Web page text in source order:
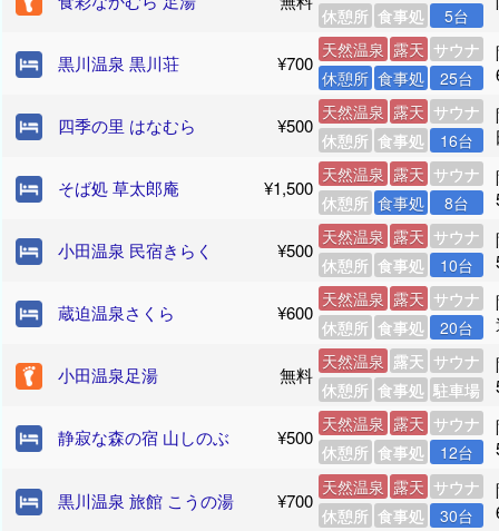
休憩所 食事処 5台
黒川温泉 黒川荘 ¥700
天然温泉 露天 サウナ
休憩所 食事処 25台
四季の里 はなむら ¥500
天然温泉 露天 サウナ
休憩所 食事処 16台
そば処 草太郎庵 ¥1,500
天然温泉 露天 サウナ
休憩所 食事処 8台
小田温泉 民宿きらく ¥500
天然温泉 露天 サウナ
休憩所 食事処 10台
蔵迫温泉さくら ¥600
天然温泉 露天 サウナ
休憩所 食事処 20台
小田温泉足湯 無料
天然温泉 露天 サウナ
休憩所 食事処 駐車場
静寂な森の宿 山しのぶ ¥500
天然温泉 露天 サウナ
休憩所 食事処 12台
黒川温泉 旅館 こうの湯 ¥700
天然温泉 露天 サウナ
休憩所 食事処 30台